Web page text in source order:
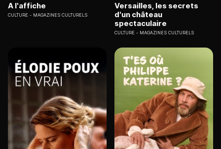
A l'affiche
CULTURE MAGAZINES CULTURELS
Versailles, les secrets
d'un château
spectaculaire
CULTURE MAGAZINES CULTURELS